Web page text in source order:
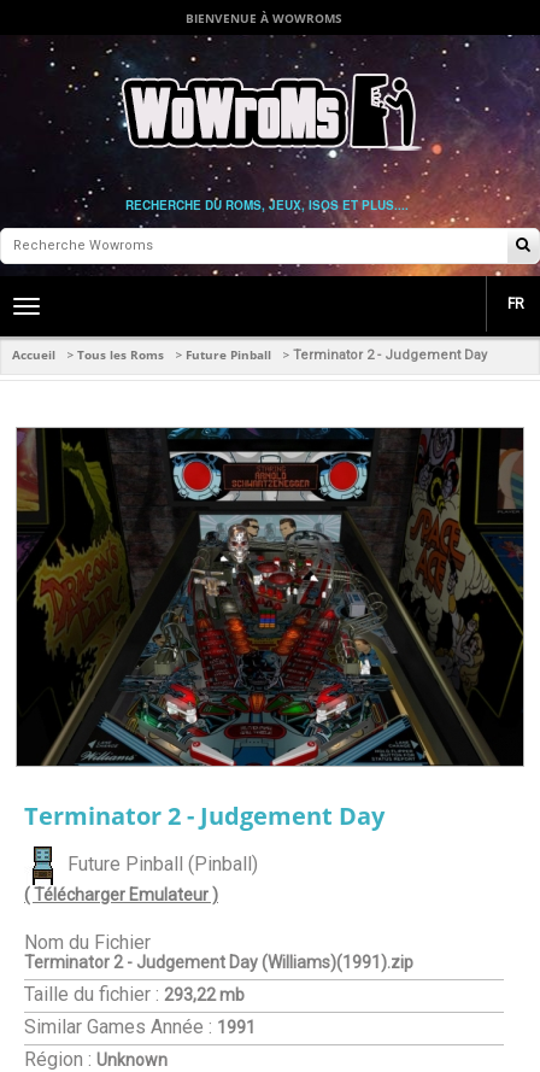
BIENVENUE À WOWROMS
RECHERCHE DU ROMS, JEUX, ISOS ET PLUS....
Toggle
navigation
FR
Accueil > Tous les Roms > Future Pinball > Terminator 2 - Judgement Day
Terminator 2 - Judgement Day
Future Pinball (Pinball)
( Télécharger Emulateur )
Nom du Fichier
Terminator 2 - Judgement Day (Williams)(1991).zip
Taille du fichier : 293,22 mb
Similar Games Année : 1991
Région : Unknown